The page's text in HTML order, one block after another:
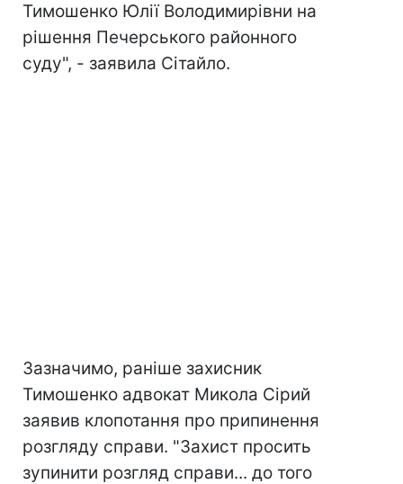
Тимошенко Юлії Володимирівни на
рішення Печерського районного
суду", - заявила Сітайло.
Зазначимо, раніше захисник
Тимошенко адвокат Микола Сірий
заявив клопотання про припинення
розгляду справи. "Захист просить
зупинити розгляд справи... до того